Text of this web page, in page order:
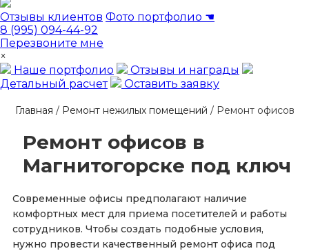
Отзывы клиентов Фото портфолио ☚
8 (995) 094-44-92
Перезвоните мне
×
Наше портфолио
Отзывы и награды
Детальный расчет
Оставить заявку
Главная / Ремонт нежилых помещений / Ремонт офисов
Ремонт офисов в
Магнитогорске под ключ
Современные офисы предполагают наличие
комфортных мест для приема посетителей и работы
сотрудников. Чтобы создать подобные условия,
нужно провести качественный ремонт офиса под